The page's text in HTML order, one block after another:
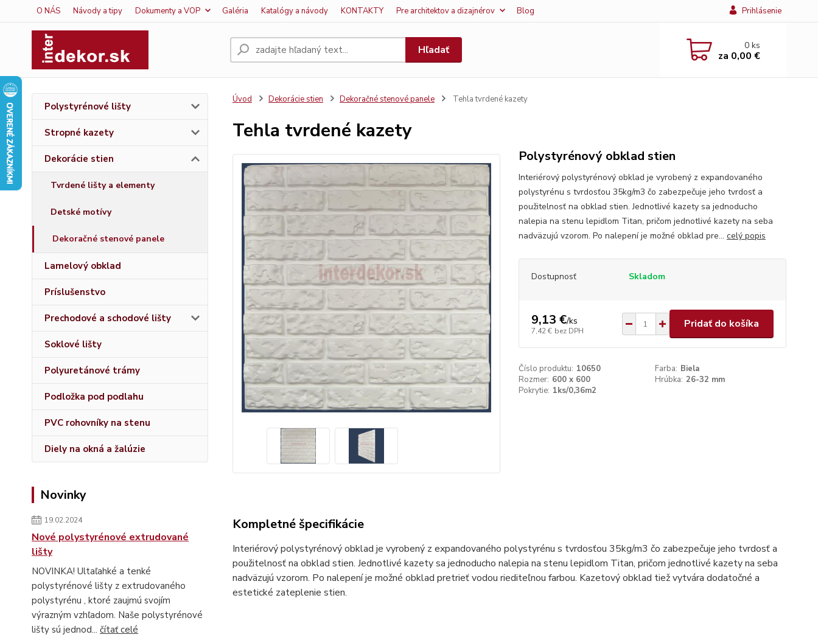
O NÁS Návody a tipy Dokumenty a VOP Galéria Katalógy a návody KONTAKTY Pre architektov a dizajnérov Blog Prihlásenie
Hľadať 0ks
za 0,00 €
Polystyrénové lišty
Stropné kazety
Dekorácie stien
Tvrdené lišty a elementy
Detské motívy
Dekoračné stenové panele
Lamelový obklad
Príslušenstvo
Prechodové a schodové lišty
Soklové lišty
Polyuretánové trámy
Podložka pod podlahu
PVC rohovníky na stenu
Diely na okná a žalúzie
Novinky
19.02.2024
Nové polystyrénové extrudované
lišty
NOVINKA! Ultaľahké a tenké
polystyrénové lišty z extrudovaného
polystyrénu , ktoré zaujmú svojím
výrazným vzhľadom. Naše polystyrénové
lišty sú jednod... čítať celé
Úvod Dekorácie stien Dekoračné stenové panele Tehla tvrdené kazety
Tehla tvrdené kazety
Polystyrénový obklad stien
Interiérový polystyrénový obklad je vyrobený z expandovaného
polystyrénu s tvrdosťou 35kg/m3 čo zabezpečuje jeho tvrdosť a
použitelnosť na obklad stien. Jednotlivé kazety sa jednoducho
nalepia na stenu lepidlom Titan, pričom jednotlivé kazety na seba
nadväzujú vzorom. Po nalepení je možné obklad pre... celý popis
Dostupnosť Skladom
9,13 €/ks
7,42 € bez DPH
Pridať do košíka
Číslo produktu: 10650 Farba: Biela
Rozmer: 600 x 600 Hrúbka: 26-32 mm
Pokrytie: 1ks/0,36m2
Kompletné špecifikácie
Interiérový polystyrénový obklad je vyrobený z expandovaného polystyrénu s tvrdosťou 35kg/m3 čo zabezpečuje jeho tvrdosť a
použitelnosť na obklad stien. Jednotlivé kazety sa jednoducho nalepia na stenu lepidlom Titan, pričom jednotlivé kazety na seba
nadväzujú vzorom. Po nalepení je možné obklad pretrieť vodou riediteľnou farbou. Kazetový obklad tiež vytvára dodatočné a
estetické zateplenie stien.